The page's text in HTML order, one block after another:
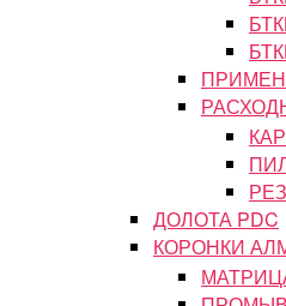
ДОЛОТА PDC
КОРОНКИ